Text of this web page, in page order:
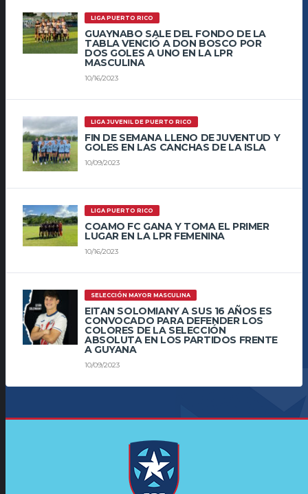
LIGA PUERTO RICO
GUAYNABO SALE DEL FONDO DE LA
TABLA VENCIÓ A DON BOSCO POR
DOS GOLES A UNO EN LA LPR
MASCULINA
10/16/2023
LIGA JUVENIL DE PUERTO RICO
FIN DE SEMANA LLENO DE JUVENTUD Y
GOLES EN LAS CANCHAS DE LA ISLA
10/09/2023
LIGA PUERTO RICO
COAMO FC GANA Y TOMA EL PRIMER
LUGAR EN LA LPR FEMENINA
10/16/2023
SELECCIÓN MAYOR MASCULINA
EITAN SOLOMIANY A SUS 16 AÑOS ES
CONVOCADO PARA DEFENDER LOS
COLORES DE LA SELECCIÓN
ABSOLUTA EN LOS PARTIDOS FRENTE
A GUYANA
10/09/2023